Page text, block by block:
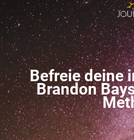
Befreie deine
Brandon